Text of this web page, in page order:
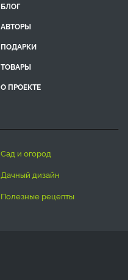
БЛОГ
АВТОРЫ
ПОДАРКИ
ТОВАРЫ
О ПРОЕКТЕ
сад и огород
дачный дизайн
полезные рецепты